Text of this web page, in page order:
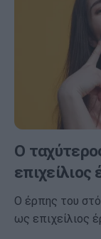
Ο
επιχείλιος
Ο έρπης του
ως επιχείλιος